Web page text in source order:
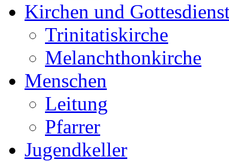
Kirchen und
Trinitatiskirche
Melanchthonkirche
Menschen
Leitung
Pfarrer
Jugendkeller